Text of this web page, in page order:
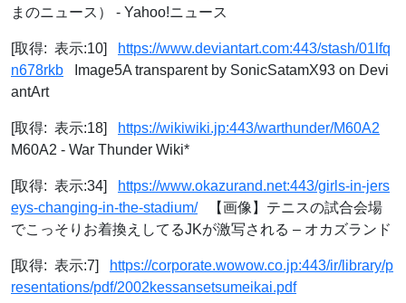
まのニュース） - Yahoo!ニュース
[取得: 表示:10]
https://www.deviantart.com:443/stash/01lfq
n678rkb Image5A transparent by SonicSatamX93 on Devi
antArt
[取得: 表示:18]
https://wikiwiki.jp:443/warthunder/M60A2
M60A2 - War Thunder Wiki*
[取得: 表示:34]
https://www.okazurand.net:443/girls-in-jers
eys-changing-in-the-stadium/【画像】テニスの試合会場
でこっそりお着換えしてるJKが激写される – オカズランド
[取得: 表示:7]
https://corporate.wowow.co.jp:443/ir/library/p
resentations/pdf/2002kessansetsumeikai.pdf